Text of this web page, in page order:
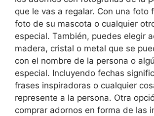
que le vas a regalar. Con una foto
foto de su mascota o cualquier
especial. También, puedes elegir
madera, cristal o metal que se
con el nombre de la persona o
especial. Incluyendo fechas
frases inspiradoras o cualquier
represente a la persona. Otra
comprar adornos en forma de las